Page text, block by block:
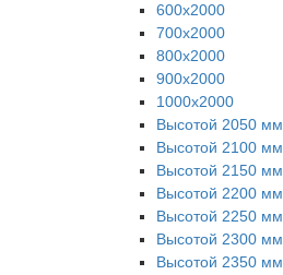
600х2000
700х2000
800х2000
900х2000
1000х2000
Высотой 2050 мм
Высотой 2100 мм
Высотой 2150 мм
Высотой 2200 мм
Высотой 2250 мм
Высотой 2300 мм
Высотой 2350 мм